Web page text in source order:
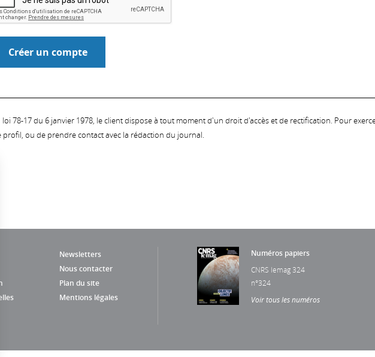
78-17 du 6 janvier 1978, le client dispose à tout moment d'un droit d'accès et de rectification. Pour
ou de prendre contact avec la rédaction du journal.
Newsletters
Nous contacter
Plan du site
Mentions légales
Numéros papiers
CNRS lemag 324
n°324
Voir tous les numéros